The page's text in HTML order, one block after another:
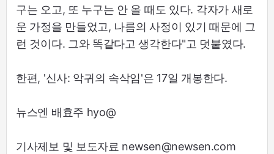
구는 오고, 또 누구는 안 올 때도 있다. 각자가 새로
운 가정을 만들었고, 나름의 사정이 있기 때문에 그
런 것이다. 그와 똑같다고 생각한다"고 덧붙였다.
한편, '신사: 악귀의 속삭임'은 17일 개봉한다.
뉴스엔 배효주 hyo@
기사제보 및 보도자료 newsen@newsen.com